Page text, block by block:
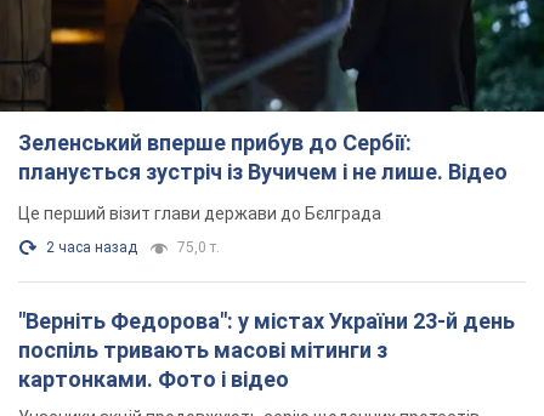
Зеленський вперше прибув до Сербії:
планується зустріч із Вучичем і не лише. Відео
Це перший візит глави держави до Бєлграда
2 часа назад 75,0 т.
"Верніть Федорова": у містах України 23-й день
поспіль тривають масові мітинги з
картонками. Фото і відео